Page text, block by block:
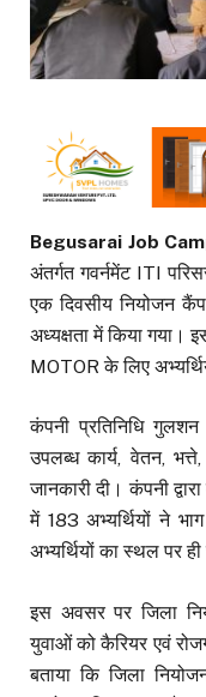
Begusarai Job
अंतर्गत गवर्नमेंट ITI
एक दिवसीय नियोजन
अध्यक्षता में किया गया।
MOTOR के लिए
कंपनी प्रतिनिधि
उपलब्ध कार्य, वेतन,
जानकारी दी। कंपनी
में 183 अभ्यर्थियों ने
अभ्यर्थियों का स्थल पर
इस अवसर पर जिला
युवाओं को कैरियर एवं
बताया कि जिला